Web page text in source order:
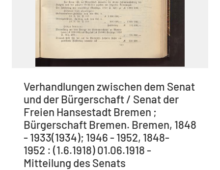
Verhandlungen zwischen dem Senat
und der Bürgerschaft / Senat der
Freien Hansestadt Bremen ;
Bürgerschaft Bremen. Bremen, 1848
- 1933(1934); 1946 - 1952, 1848-
1952 : (1.6.1918) 01.06.1918 -
Mitteilung des Senats